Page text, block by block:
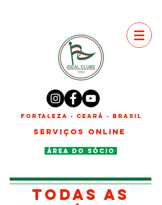
FORTALEZA - CEARÁ - BRASIL
SERVIÇOS ONLINE
ÁREA DO SÓCIO
TODAS AS